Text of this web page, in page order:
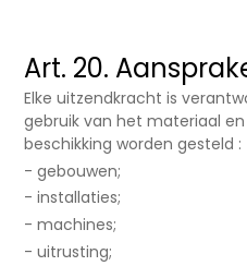
Art. 20.
Elke uitzendkracht is
gebruik van het materiaal
beschikking worden gesteld :
- gebouwen;
- installaties;
- machines;
- uitrusting;